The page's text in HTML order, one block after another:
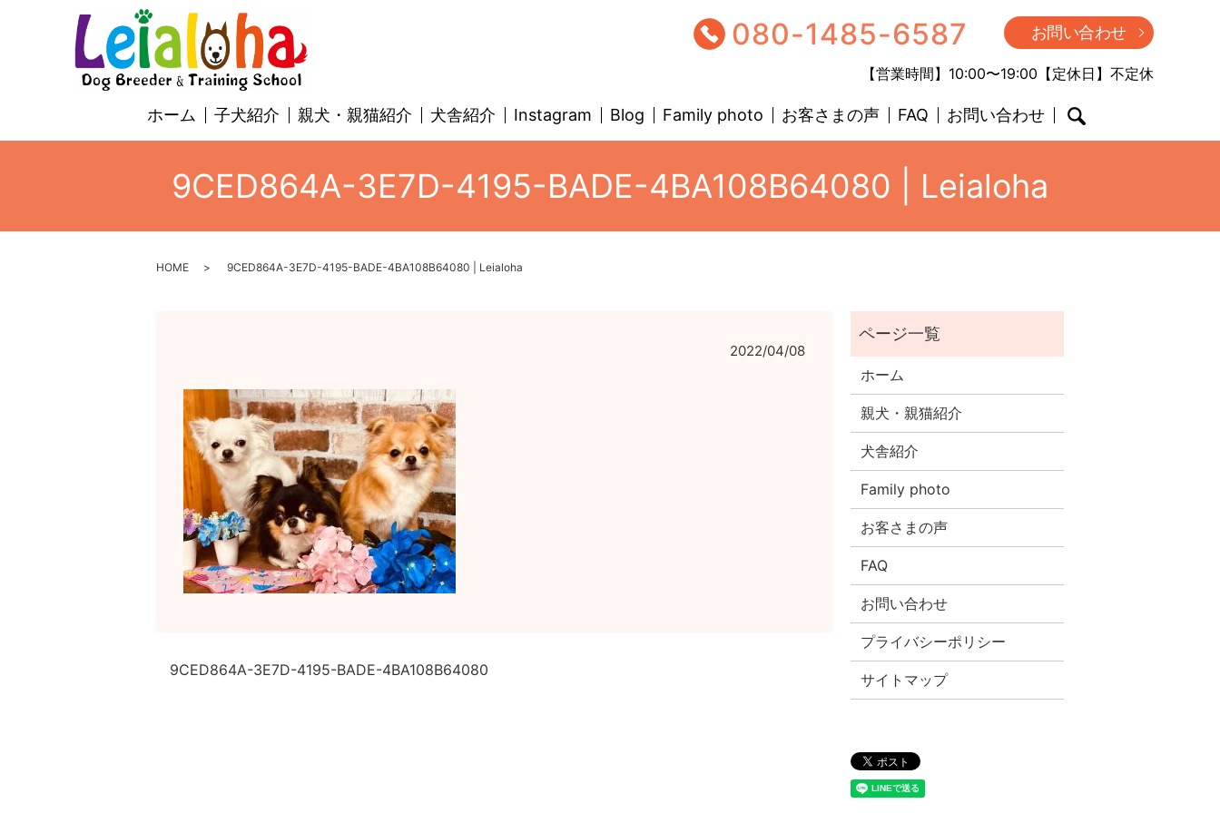
080-1485-6587 お問い合わせ
【営業時間】10:00〜19:00【定休日】不定休
ホーム 子犬紹介 親犬・親猫紹介 犬舎紹介 Instagram Blog Family photo お客さまの声 FAQ お問い合わせ
9CED864A-3E7D-4195-BADE-4BA108B64080 | Leialoha
HOME 9CED864A-3E7D-4195-BADE-4BA108B64080 | Leialoha
2022/04/08
9CED864A-3E7D-4195-BADE-4BA108B64080
ホーム
親犬・親猫紹介
犬舎紹介
Family photo
お客さまの声
FAQ
お問い合わせ
プライバシーポリシー
サイトマップ